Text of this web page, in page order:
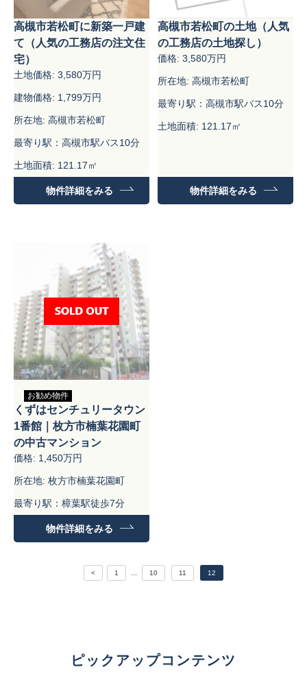
高槻市若松町に新築一戸建
て（人気の工務店の注文住
宅）
土地価格: 3,580万円
建物価格: 1,799万円
所在地: 高槻市若松町
最寄り駅：高槻市駅バス10分
土地面積: 121.17㎡
建物面積：99.18㎡
物件詳細をみる
高槻市若松町の土地（人気
の工務店の土地探し）
価格: 3,580万円
所在地: 高槻市若松町
最寄り駅：高槻市駅バス10分
土地面積: 121.17㎡
物件詳細をみる
お勧め物件
くずはセンチュリータウン
1番館｜枚方市楠葉花園町
の中古マンション
価格: 1,450万円
所在地: 枚方市楠葉花園町
最寄り駅：樟葉駅徒歩7分
専有面積：73.99㎡
物件詳細をみる
< 1 10 11 12
ピックアップコンテンツ